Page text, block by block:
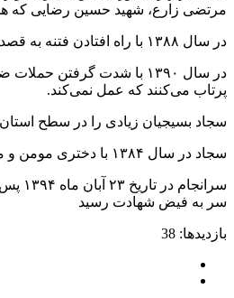
مرتضی زارع، شهید حسین رضایی که
در سال ۱۳۸۸ با راه افتادن فتنه به قصد براندازی نظام، سجاد عاشقانه همچون دیگر شهدا و همرزمانش از نظام و رهبری انقلاب دفاع کرد.
در سال ۱۳۹۰ با شدت
پرتاب می‌کنند که عمل نمی‌کند.‌‌
سجاد بسیجیان زیادی را در سطح
سجاد در سال ۱۳۸۴ با دختری مومن و مذهبی از بستگان خود ازدواج کرد، در سال ۱۳۸۷ خداوند دختری به نام فاطمه زهرا به او داد.
سر به فیض شهادت رسید
بازدیدها: 38